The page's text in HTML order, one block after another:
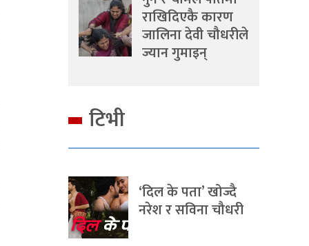
राखिदिएकै कारण
जालिना देवी चौधरीले
ज्यान गुमाइन्
टिभी
‘दिल के पता’ खोज्दै
नरेश र सविना चौधरी